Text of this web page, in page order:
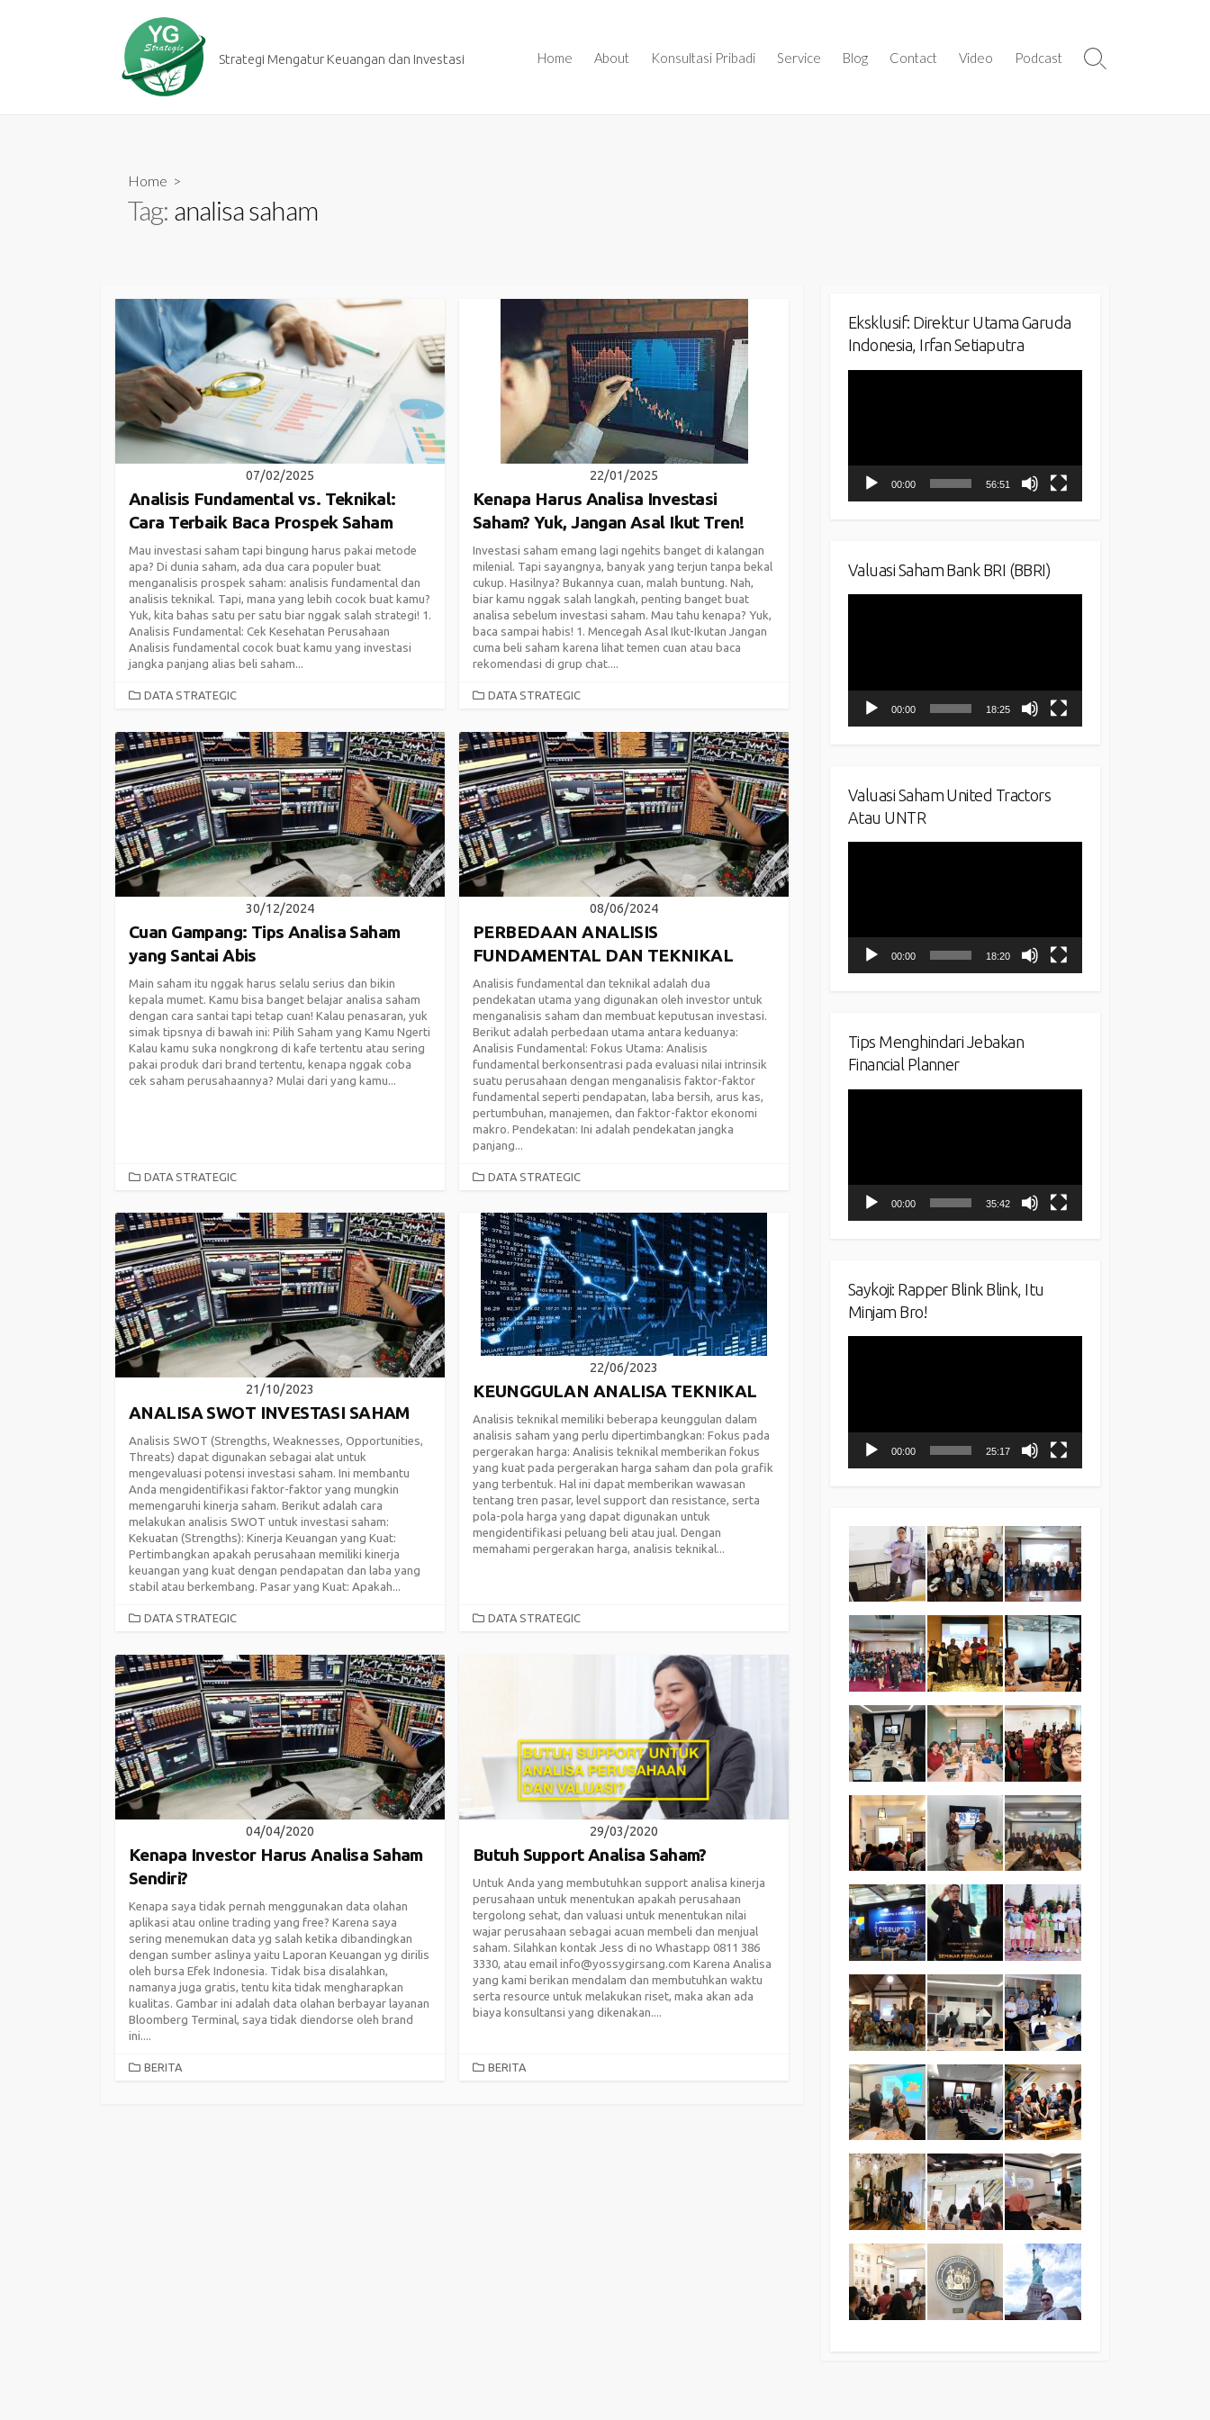
Strategi Mengatur Keuangan dan Investasi Home About Konsultasi Pribadi Service Blog Contact Video Podcast
Search
Home >
Tag: analisa saham
07/02/2025
Analisis Fundamental vs. Teknikal:
Cara Terbaik Baca Prospek Saham
Mau investasi saham tapi bingung harus pakai metode
apa? Di dunia saham, ada dua cara populer buat
menganalisis prospek saham: analisis fundamental dan
analisis teknikal. Tapi, mana yang lebih cocok buat kamu?
Yuk, kita bahas satu per satu biar nggak salah strategi! 1.
Analisis Fundamental: Cek Kesehatan Perusahaan
Analisis fundamental cocok buat kamu yang investasi
jangka panjang alias beli saham...
CATEGORIES
DATA STRATEGIC
22/01/2025
Kenapa Harus Analisa Investasi
Saham? Yuk, Jangan Asal Ikut Tren!
Investasi saham emang lagi ngehits banget di kalangan
milenial. Tapi sayangnya, banyak yang terjun tanpa bekal
cukup. Hasilnya? Bukannya cuan, malah buntung. Nah,
biar kamu nggak salah langkah, penting banget buat
analisa sebelum investasi saham. Mau tahu kenapa? Yuk,
baca sampai habis! 1. Mencegah Asal Ikut-Ikutan Jangan
cuma beli saham karena lihat temen cuan atau baca
rekomendasi di grup chat....
CATEGORIES
DATA STRATEGIC
30/12/2024
Cuan Gampang: Tips Analisa Saham
yang Santai Abis
Main saham itu nggak harus selalu serius dan bikin
kepala mumet. Kamu bisa banget belajar analisa saham
dengan cara santai tapi tetap cuan! Kalau penasaran, yuk
simak tipsnya di bawah ini: Pilih Saham yang Kamu Ngerti
Kalau kamu suka nongkrong di kafe tertentu atau sering
pakai produk dari brand tertentu, kenapa nggak coba
cek saham perusahaannya? Mulai dari yang kamu...
CATEGORIES
DATA STRATEGIC
08/06/2024
PERBEDAAN ANALISIS
FUNDAMENTAL DAN TEKNIKAL
Analisis fundamental dan teknikal adalah dua
pendekatan utama yang digunakan oleh investor untuk
menganalisis saham dan membuat keputusan investasi.
Berikut adalah perbedaan utama antara keduanya:
Analisis Fundamental: Fokus Utama: Analisis
fundamental berkonsentrasi pada evaluasi nilai intrinsik
suatu perusahaan dengan menganalisis faktor-faktor
fundamental seperti pendapatan, laba bersih, arus kas,
pertumbuhan, manajemen, dan faktor-faktor ekonomi
makro. Pendekatan: Ini adalah pendekatan jangka
panjang...
CATEGORIES
DATA STRATEGIC
21/10/2023
ANALISA SWOT INVESTASI SAHAM
Analisis SWOT (Strengths, Weaknesses, Opportunities,
Threats) dapat digunakan sebagai alat untuk
mengevaluasi potensi investasi saham. Ini membantu
Anda mengidentifikasi faktor-faktor yang mungkin
memengaruhi kinerja saham. Berikut adalah cara
melakukan analisis SWOT untuk investasi saham:
Kekuatan (Strengths): Kinerja Keuangan yang Kuat:
Pertimbangkan apakah perusahaan memiliki kinerja
keuangan yang kuat dengan pendapatan dan laba yang
stabil atau berkembang. Pasar yang Kuat: Apakah...
CATEGORIES
DATA STRATEGIC
22/06/2023
KEUNGGULAN ANALISA TEKNIKAL
Analisis teknikal memiliki beberapa keunggulan dalam
analisis saham yang perlu dipertimbangkan: Fokus pada
pergerakan harga: Analisis teknikal memberikan fokus
yang kuat pada pergerakan harga saham dan pola grafik
yang terbentuk. Hal ini dapat memberikan wawasan
tentang tren pasar, level support dan resistance, serta
pola-pola harga yang dapat digunakan untuk
mengidentifikasi peluang beli atau jual. Dengan
memahami pergerakan harga, analisis teknikal...
CATEGORIES
DATA STRATEGIC
04/04/2020
Kenapa Investor Harus Analisa Saham
Sendiri?
Kenapa saya tidak pernah menggunakan data olahan
aplikasi atau online trading yang free? Karena saya
sering menemukan data yg salah ketika dibandingkan
dengan sumber aslinya yaitu Laporan Keuangan yg dirilis
oleh bursa Efek Indonesia. Tidak bisa disalahkan,
namanya juga gratis, tentu kita tidak mengharapkan
kualitas. Gambar ini adalah data olahan berbayar layanan
Bloomberg Terminal, saya tidak diendorse oleh brand
ini....
CATEGORIES
BERITA
29/03/2020
Butuh Support Analisa Saham?
Untuk Anda yang membutuhkan support analisa kinerja
perusahaan untuk menentukan apakah perusahaan
tergolong sehat, dan valuasi untuk menentukan nilai
wajar perusahaan sebagai acuan membeli dan menjual
saham. Silahkan kontak Jess di no Whastapp 0811 386
3330, atau email info@yossygirsang.com Karena Analisa
yang kami berikan mendalam dan membutuhkan waktu
serta resource untuk melakukan riset, maka akan ada
biaya konsultansi yang dikenakan....
CATEGORIES
BERITA
Eksklusif: Direktur Utama Garuda
Indonesia, Irfan Setiaputra
00:00 56:51
Valuasi Saham Bank BRI (BBRI)
00:00 18:25
Valuasi Saham United Tractors
Atau UNTR
00:00 18:20
Tips Menghindari Jebakan
Financial Planner
00:00 35:42
Saykoji: Rapper Blink Blink, Itu
Minjam Bro!
00:00 25:17